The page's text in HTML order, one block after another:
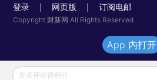
登录 网页版 订阅电邮
Copyright 财新网 All Rights Reserved
发表评论得积分
App 内打开